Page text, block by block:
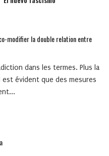
modifier la double relation entre
dans les termes. Plus la
évident que des mesures